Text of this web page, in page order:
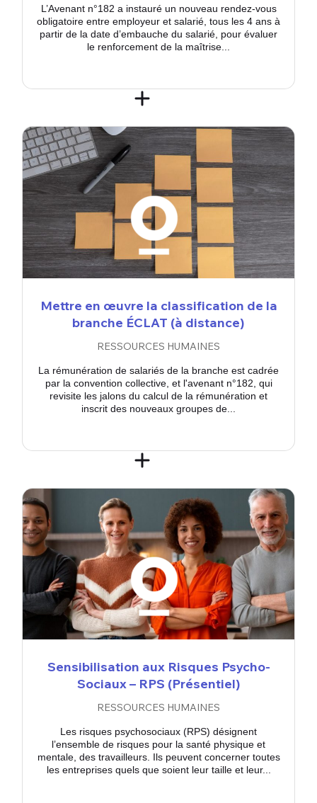
L’Avenant n°182 a instauré un nouveau rendez-vous
obligatoire entre employeur et salarié, tous les 4 ans à
partir de la date d’embauche du salarié, pour évaluer
le renforcement de la maîtrise...
Mettre en œuvre la classification de la
branche ÉCLAT (à distance)
RESSOURCES HUMAINES
La rémunération de salariés de la branche est cadrée
par la convention collective, et l'avenant n°182, qui
revisite les jalons du calcul de la rémunération et
inscrit des nouveaux groupes de...
Sensibilisation aux Risques Psycho-
Sociaux – RPS (Présentiel)
RESSOURCES HUMAINES
Les risques psychosociaux (RPS) désignent
l’ensemble de risques pour la santé physique et
mentale, des travailleurs. Ils peuvent concerner toutes
les entreprises quels que soient leur taille et leur...